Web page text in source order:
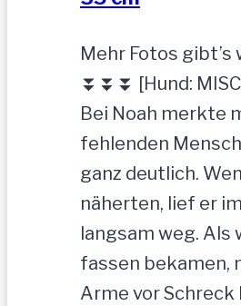
Mehr Fotos
⏬⏬⏬ [Hund:
Bei Noah merkte
fehlenden
ganz deutlich.
näherten, lief er
langsam weg. Als
fassen bekamen,
Arme vor